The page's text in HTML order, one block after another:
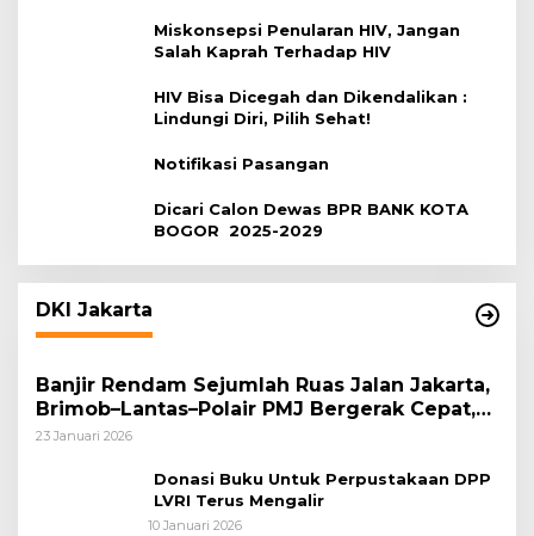
Miskonsepsi Penularan HIV, Jangan
Salah Kaprah Terhadap HIV
HIV Bisa Dicegah dan Dikendalikan :
Lindungi Diri, Pilih Sehat!
Notifikasi Pasangan
Dicari Calon Dewas BPR BANK KOTA
BOGOR 2025-2029
DKI Jakarta
Banjir Rendam Sejumlah Ruas Jalan Jakarta,
Brimob–Lantas–Polair PMJ Bergerak Cepat,
Polri Siagakan 128.247 Personel Secara
23 Januari 2026
Donasi Buku Untuk Perpustakaan DPP
LVRI Terus Mengalir
10 Januari 2026